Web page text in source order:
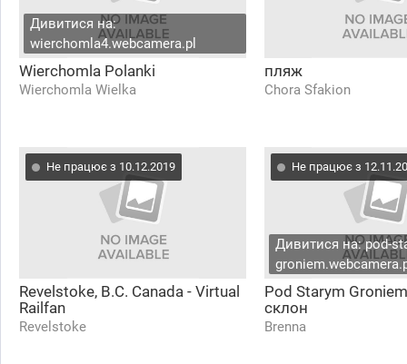
Дивитися на:
wierchomla4.webcamera.pl
Wierchomla Polanki
Wierchomla Wielka
пляж
Chora Sfakion
Не працює з 10.12.2019
Revelstoke, B.C. Canada - Virtual
Railfan
Revelstoke
Не працює з
Дивитися на: pod-
Pod Starym
склон
Brenna